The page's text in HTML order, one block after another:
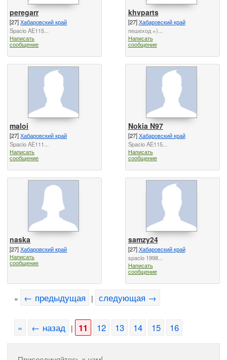
peregarr
[27]Хабаровский край
Spacio AE115...
Написать
сообщение
khvparts
[27]Хабаровский край
пешеход =)...
Написать
сообщение
maloi
[27]Хабаровский край
Spacio AE111...
Написать
сообщение
Nokia N97
[27]Хабаровский край
Spacio AE115...
Написать
сообщение
naska
[27]Хабаровский край
Написать
сообщение
samzy24
[27]Хабаровский край
spacio 1998...
Написать
сообщение
« ← предыдущая | следующая →
« ← назад | 11 12 13 14 15 16